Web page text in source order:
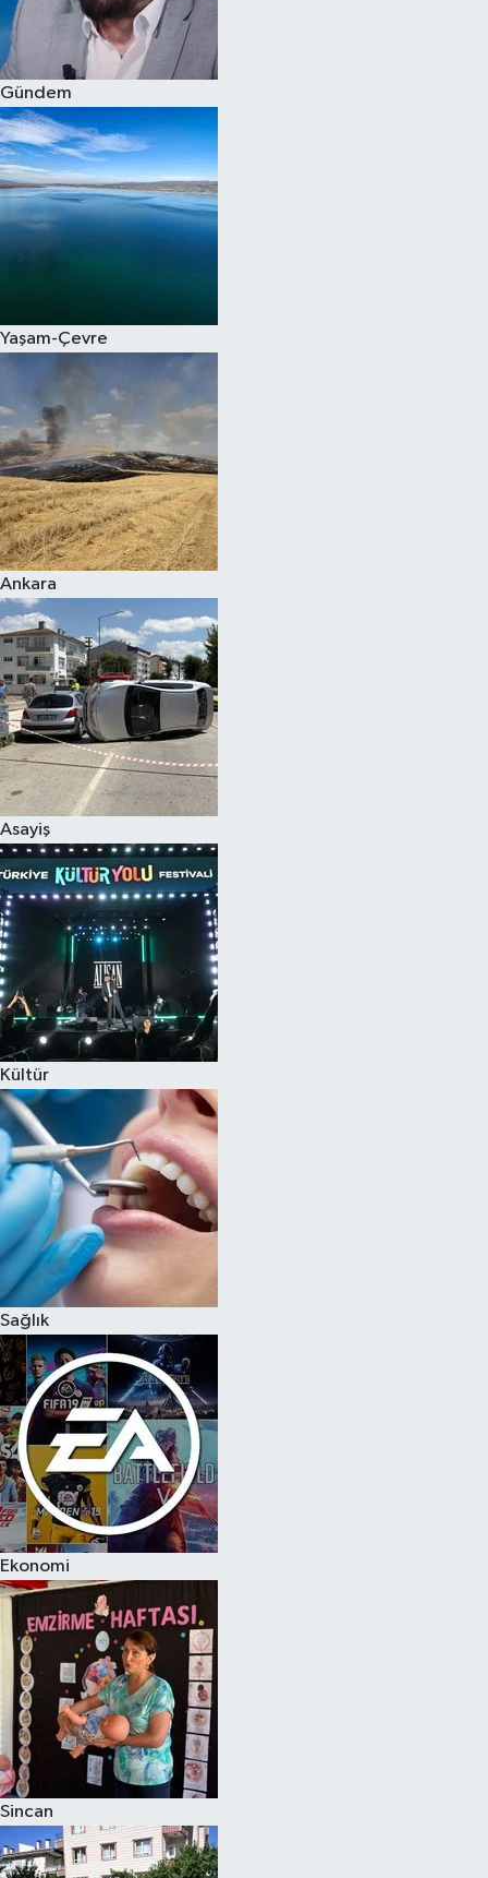
Gündem
Yaşam-Çevre
Ankara
Asayiş
Kültür
Sağlık
Ekonomi
Sincan
Spor
Burç Yorumları
Çocuk
Eğitim
Kim kimdir?
Kültür Sanat
Sağlık
Siyaset
Teknoloji
Televizyon
Yaşam-Çevre